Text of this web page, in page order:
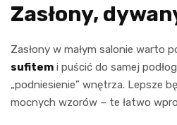
Zasłony,
Zasłony w małym salonie warto
sufitem i puścić do samej
„podniesienie” wnętrza. Lepsze
mocnych wzorów – te łatwo